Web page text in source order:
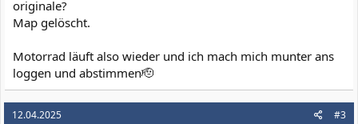
originale?
Map gelöscht.
Motorrad läuft also wieder und ich mach mich munter ans
loggen und abstimmen🫡
12.04.2025 #3